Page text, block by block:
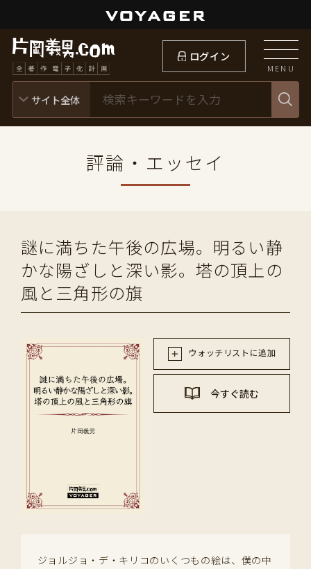
ログイン
MENU
評論・エッセイ
謎に満ちた午後の広場。明るい静
かな陽ざしと深い影。塔の頂上の
風と三角形の旗
ウォッチリストに追加
今すぐ読む
ジョルジョ・デ・キリコのいくつもの絵は、僕の中